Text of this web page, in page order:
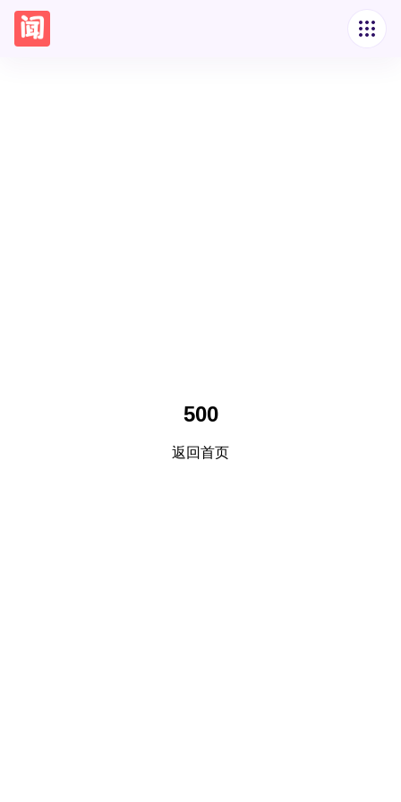
500
返回首页